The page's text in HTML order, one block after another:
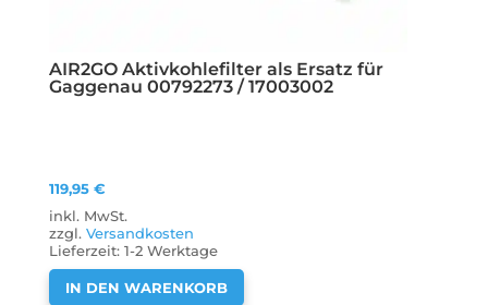
AIR2GO Aktivkohlefilter als Ersatz für
Gaggenau 00792273 / 17003002
119,95€
inkl. MwSt.
zzgl.Versandkosten
Lieferzeit:1-2 Werktage
IN DEN WARENKORB